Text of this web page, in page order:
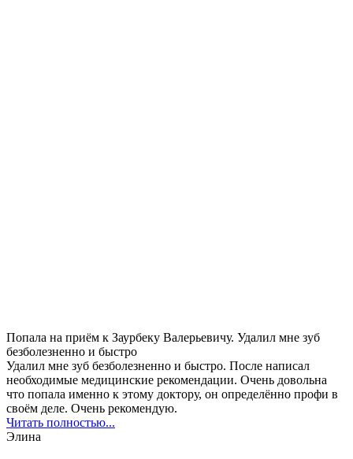
Попала на приём к Заурбеку Валерьевичу. Удалил мне зуб
безболезненно и быстро
Удалил мне зуб безболезненно и быстро. После написал
необходимые медицинские рекомендации. Очень довольна
что попала именно к этому доктору, он определённо профи в
своём деле. Очень рекомендую.
Читать полностью...
Элина